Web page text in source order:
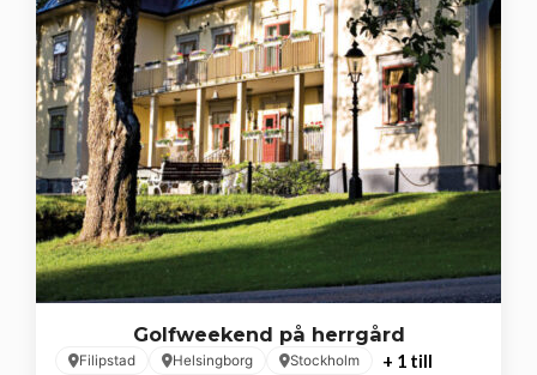
Golfweekend på herrgård
Filipstad Helsingborg Stockholm + 1 till